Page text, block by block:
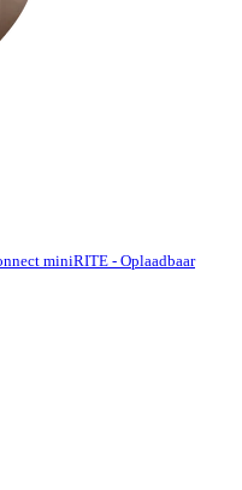
miniRITE - Oplaadbaar